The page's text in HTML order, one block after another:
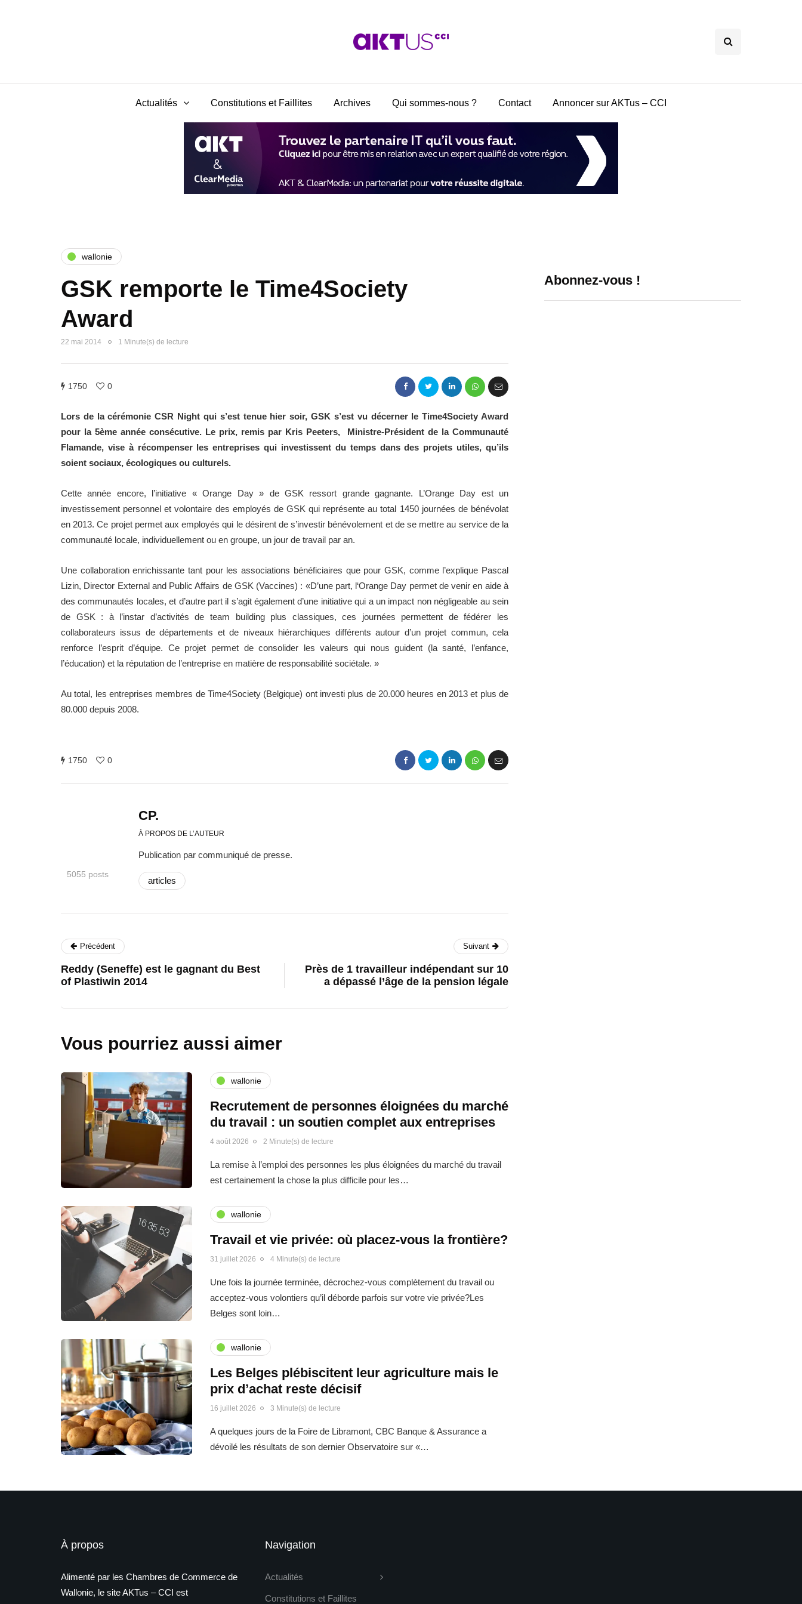
Actualités Constitutions et Faillites Archives Qui sommes-nous ? Contact Annoncer sur AKTus – CCI
wallonie
GSK remporte le Time4Society
Award
22 mai 2014 1 Minute(s) de lecture
1750 0
Lors de la cérémonie CSR Night qui s’est tenue hier soir, GSK s’est vu décerner le Time4Society Award
pour la 5ème année consécutive. Le prix, remis par Kris Peeters, Ministre-Président de la Communauté
Flamande, vise à récompenser les entreprises qui investissent du temps dans des projets utiles, qu’ils
soient sociaux, écologiques ou culturels.
Cette année encore, l’initiative « Orange Day » de GSK ressort grande gagnante. L’Orange Day est un
investissement personnel et volontaire des employés de GSK qui représente au total 1450 journées de bénévolat
en 2013. Ce projet permet aux employés qui le désirent de s’investir bénévolement et de se mettre au service de la
communauté locale, individuellement ou en groupe, un jour de travail par an.
Une collaboration enrichissante tant pour les associations bénéficiaires que pour GSK, comme l’explique Pascal
Lizin, Director External and Public Affairs de GSK (Vaccines) : «D’une part, l‘Orange Day permet de venir en aide à
des communautés locales, et d’autre part il s’agit également d’une initiative qui a un impact non négligeable au sein
de GSK : à l’instar d’activités de team building plus classiques, ces journées permettent de fédérer les
collaborateurs issus de départements et de niveaux hiérarchiques différents autour d’un projet commun, cela
renforce l’esprit d’équipe. Ce projet permet de consolider les valeurs qui nous guident (la santé, l’enfance,
l’éducation) et la réputation de l’entreprise en matière de responsabilité sociétale. »
Au total, les entreprises membres de Time4Society (Belgique) ont investi plus de 20.000 heures en 2013 et plus de
80.000 depuis 2008.
1750 0
Abonnez-vous !
5055 posts
CP.
À PROPOS DE L’AUTEUR
Publication par communiqué de presse.
articles
Précédent
Reddy (Seneffe) est le gagnant du Best
of Plastiwin 2014
Suivant
Près de 1 travailleur indépendant sur 10
a dépassé l’âge de la pension légale
Vous pourriez aussi aimer
wallonie
Recrutement de personnes éloignées du marché
du travail : un soutien complet aux entreprises
4 août 2026 2 Minute(s) de lecture
La remise à l’emploi des personnes les plus éloignées du marché du travail
est certainement la chose la plus difficile pour les…
wallonie
Travail et vie privée: où placez-vous la frontière?
31 juillet 2026 4 Minute(s) de lecture
Une fois la journée terminée, décrochez-vous complètement du travail ou
acceptez-vous volontiers qu’il déborde parfois sur votre vie privée?Les
Belges sont loin…
wallonie
Les Belges plébiscitent leur agriculture mais le
prix d’achat reste décisif
16 juillet 2026 3 Minute(s) de lecture
A quelques jours de la Foire de Libramont, CBC Banque & Assurance a
dévoilé les résultats de son dernier Observatoire sur «…
À propos
Alimenté par les Chambres de Commerce de
Wallonie, le site AKTus – CCI est
Navigation
Actualités
Constitutions et Faillites